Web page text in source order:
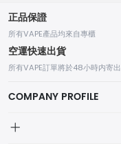
正品保證
所有VAPE產品均來自專櫃
空運快速出貨
所有VAPE訂單將於48小時内寄出
COMPANY PROFILE